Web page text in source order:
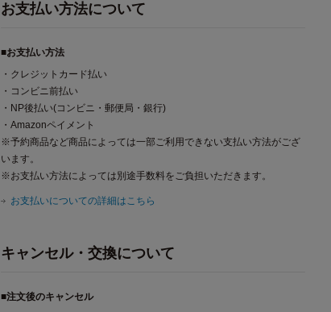
お支払い方法について
■お支払い方法
・クレジットカード払い
・コンビニ前払い
・NP後払い(コンビニ・郵便局・銀行)
・Amazonペイメント
※予約商品など商品によっては一部ご利用できない支払い方法がござ
います。
※お支払い方法によっては別途手数料をご負担いただきます。
お支払いについての詳細はこちら
キャンセル・交換について
■注文後のキャンセル